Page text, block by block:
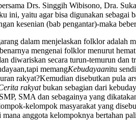
Drs. Singgih Wibisono, Dra.
ini, yaitu agar bisa digunakan sebagai
kesenian (bab pengantar)-maka
dalam menjelaskan folklor adalah
mengenai folklor menurut
diwariskan secara turun-temurun
memangKebudayaanitu
rakyat?Kemudian disebutkan pula
rakyatbukan sebagian dari
SMA dan sebagainya yang
kelompok masyarakat yang
anggota kelompoknya bertahan